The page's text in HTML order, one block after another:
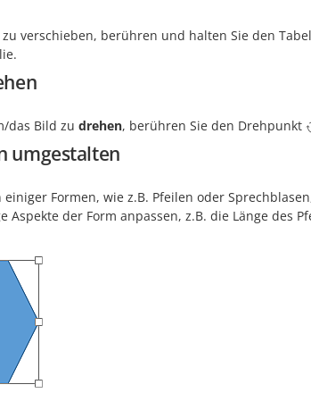
zu verschieben, berühren und halten Sie den
das Bild zu drehen, berühren Sie den Drehpunkt
umgestalten
einiger Formen, wie z.B. Pfeilen oder
Aspekte der Form anpassen, z.B. die Länge des